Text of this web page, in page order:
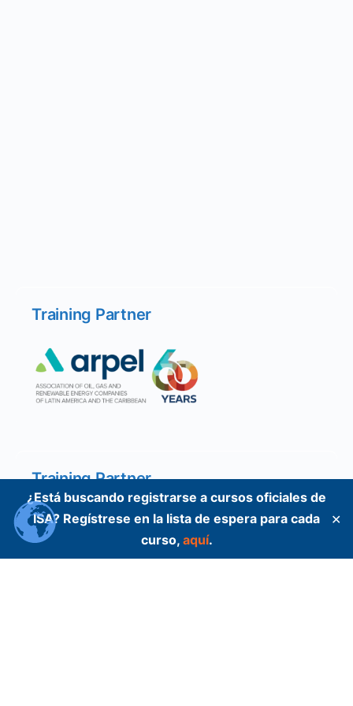
¿Está buscando registrarse a cursos oficiales de
ISA? Regístrese en la lista de espera para cada
curso, aquí.
✕
Training Partner
Training Partner